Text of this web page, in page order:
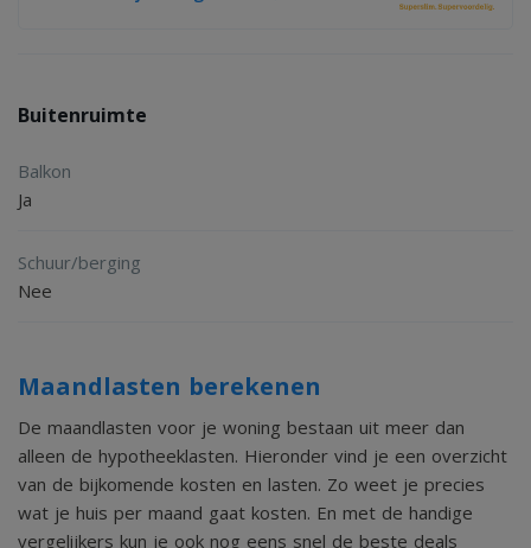
Bovenstaande vrijblijvende informatie is door Pooters
Makelaardij met de nodige zorgvuldigheid samengesteld.
Echter aanvaard Pooters Makelaardij geen enkele
aansprakelijkheid voor enige onvolledigheid, onjuistheid of
Buitenruimte
Balkon
Ja
Schuur/berging
Nee
Maandlasten berekenen
De maandlasten voor je woning bestaan uit meer dan
alleen de hypotheeklasten. Hieronder vind je een overzicht
van de bijkomende kosten en lasten. Zo weet je precies
wat je huis per maand gaat kosten. En met de handige
vergelijkers kun je ook nog eens snel de beste deals